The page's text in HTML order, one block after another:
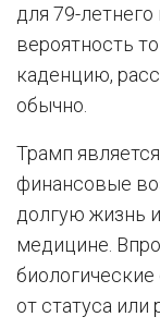
для 79-
вероятность
каденцию,
обычно.
Трамп
финансовые
долгую жизнь
медицине.
биологические
от статуса или